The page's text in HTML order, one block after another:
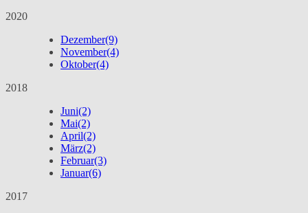
2020
Dezember(9)
November(4)
Oktober(4)
2018
Juni(2)
Mai(2)
April(2)
März(2)
Februar(3)
Januar(6)
2017